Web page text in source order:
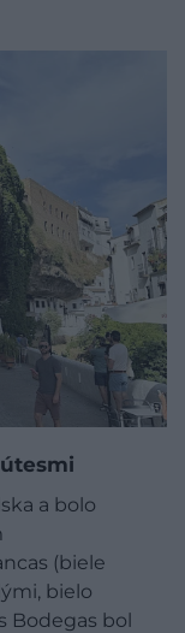
a bolo
(biele
bielo
Bodegas bol